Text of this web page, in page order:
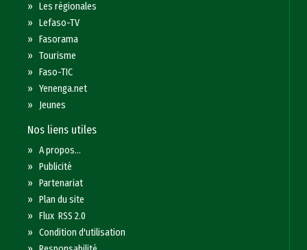
»Les régionales
»Lefaso-TV
»Fasorama
»Tourisme
»Faso-TIC
»Yenenga.net
» Jeunes
Nos liens utiles
»A propos...
»Publicité
»Partenariat
»Plan du site
»Flux RSS 2.0
»Condition d'utilisation